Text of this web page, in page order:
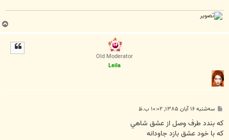
ب
ا
Old Moderator
Leila
پ
ت
سه‌شنبه ۱۶ آبان ۱۳۸۵, ۱۰:۰۲ ب.ظ
كه بندد طرف وصل از عشق شاهي
كه با خود عشق بازد جاودانه